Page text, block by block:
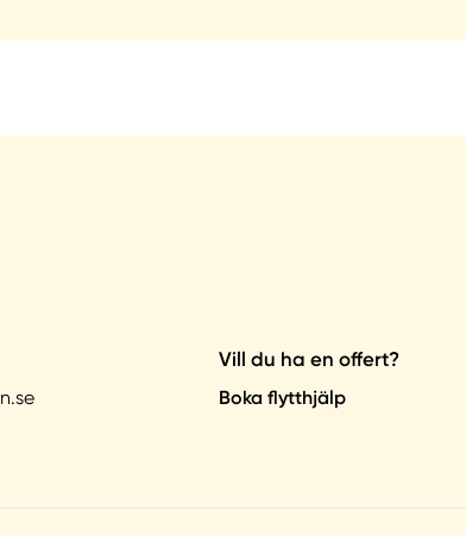
Vill du ha en offert?
Boka flytthjälp